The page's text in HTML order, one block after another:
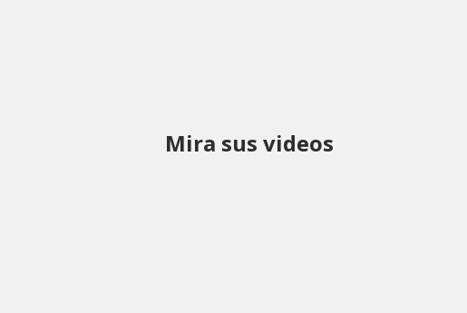
Mira sus videos